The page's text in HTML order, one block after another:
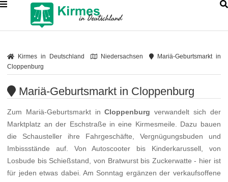
Kirmes in Deutschland Niedersachsen
Mariä-Geburtsmarkt in
Cloppenburg
Mariä-Geburtsmarkt in Cloppenburg
Zum Mariä-Geburtsmarkt inCloppenburg verwandelt sich der
Marktplatz an der Eschstraße in eine Kirmesmeile. Dazu bauen
die Schausteller ihre Fahrgeschäfte, Vergnügungsbuden und
Imbissstände auf. Von Autoscooter bis Kinderkarussell, von
Losbude bis Schießstand, von Bratwurst bis Zuckerwatte - hier ist
für jeden etwas dabei. Am Sonntag ergänzen der verkaufsoffene